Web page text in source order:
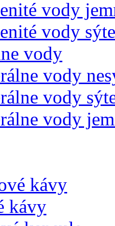
vody
vody
vody
vody
vody
vody
kávy
kávy